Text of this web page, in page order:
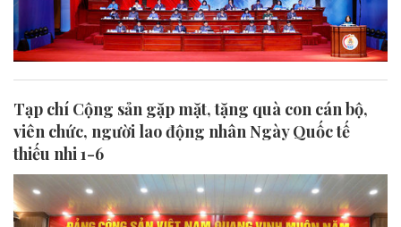
Tạp chí Cộng sản gặp mặt, tặng quà con cán bộ,
viên chức, người lao động nhân Ngày Quốc tế
thiếu nhi 1-6